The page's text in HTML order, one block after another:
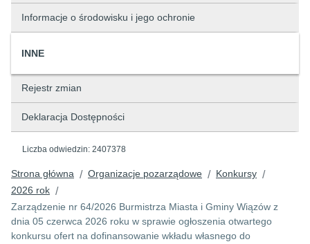
Informacje o środowisku i jego ochronie
INNE
Rejestr zmian
Deklaracja Dostępności
Liczba odwiedzin: 2407378
Strona główna / Organizacje pozarządowe / Konkursy /
2026 rok /
Zarządzenie nr 64/2026 Burmistrza Miasta i Gminy Wiązów z
dnia 05 czerwca 2026 roku w sprawie ogłoszenia otwartego
konkursu ofert na dofinansowanie wkładu własnego do